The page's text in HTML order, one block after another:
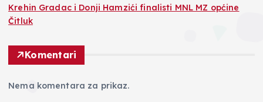
Krehin Gradac i Donji Hamzići finalisti MNL MZ općine
Čitluk
Komentari
Nema komentara za prikaz.